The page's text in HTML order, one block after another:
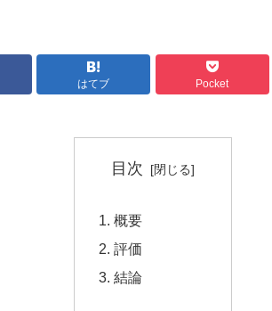
はてブ Pocket
目次
概要
評価
結論